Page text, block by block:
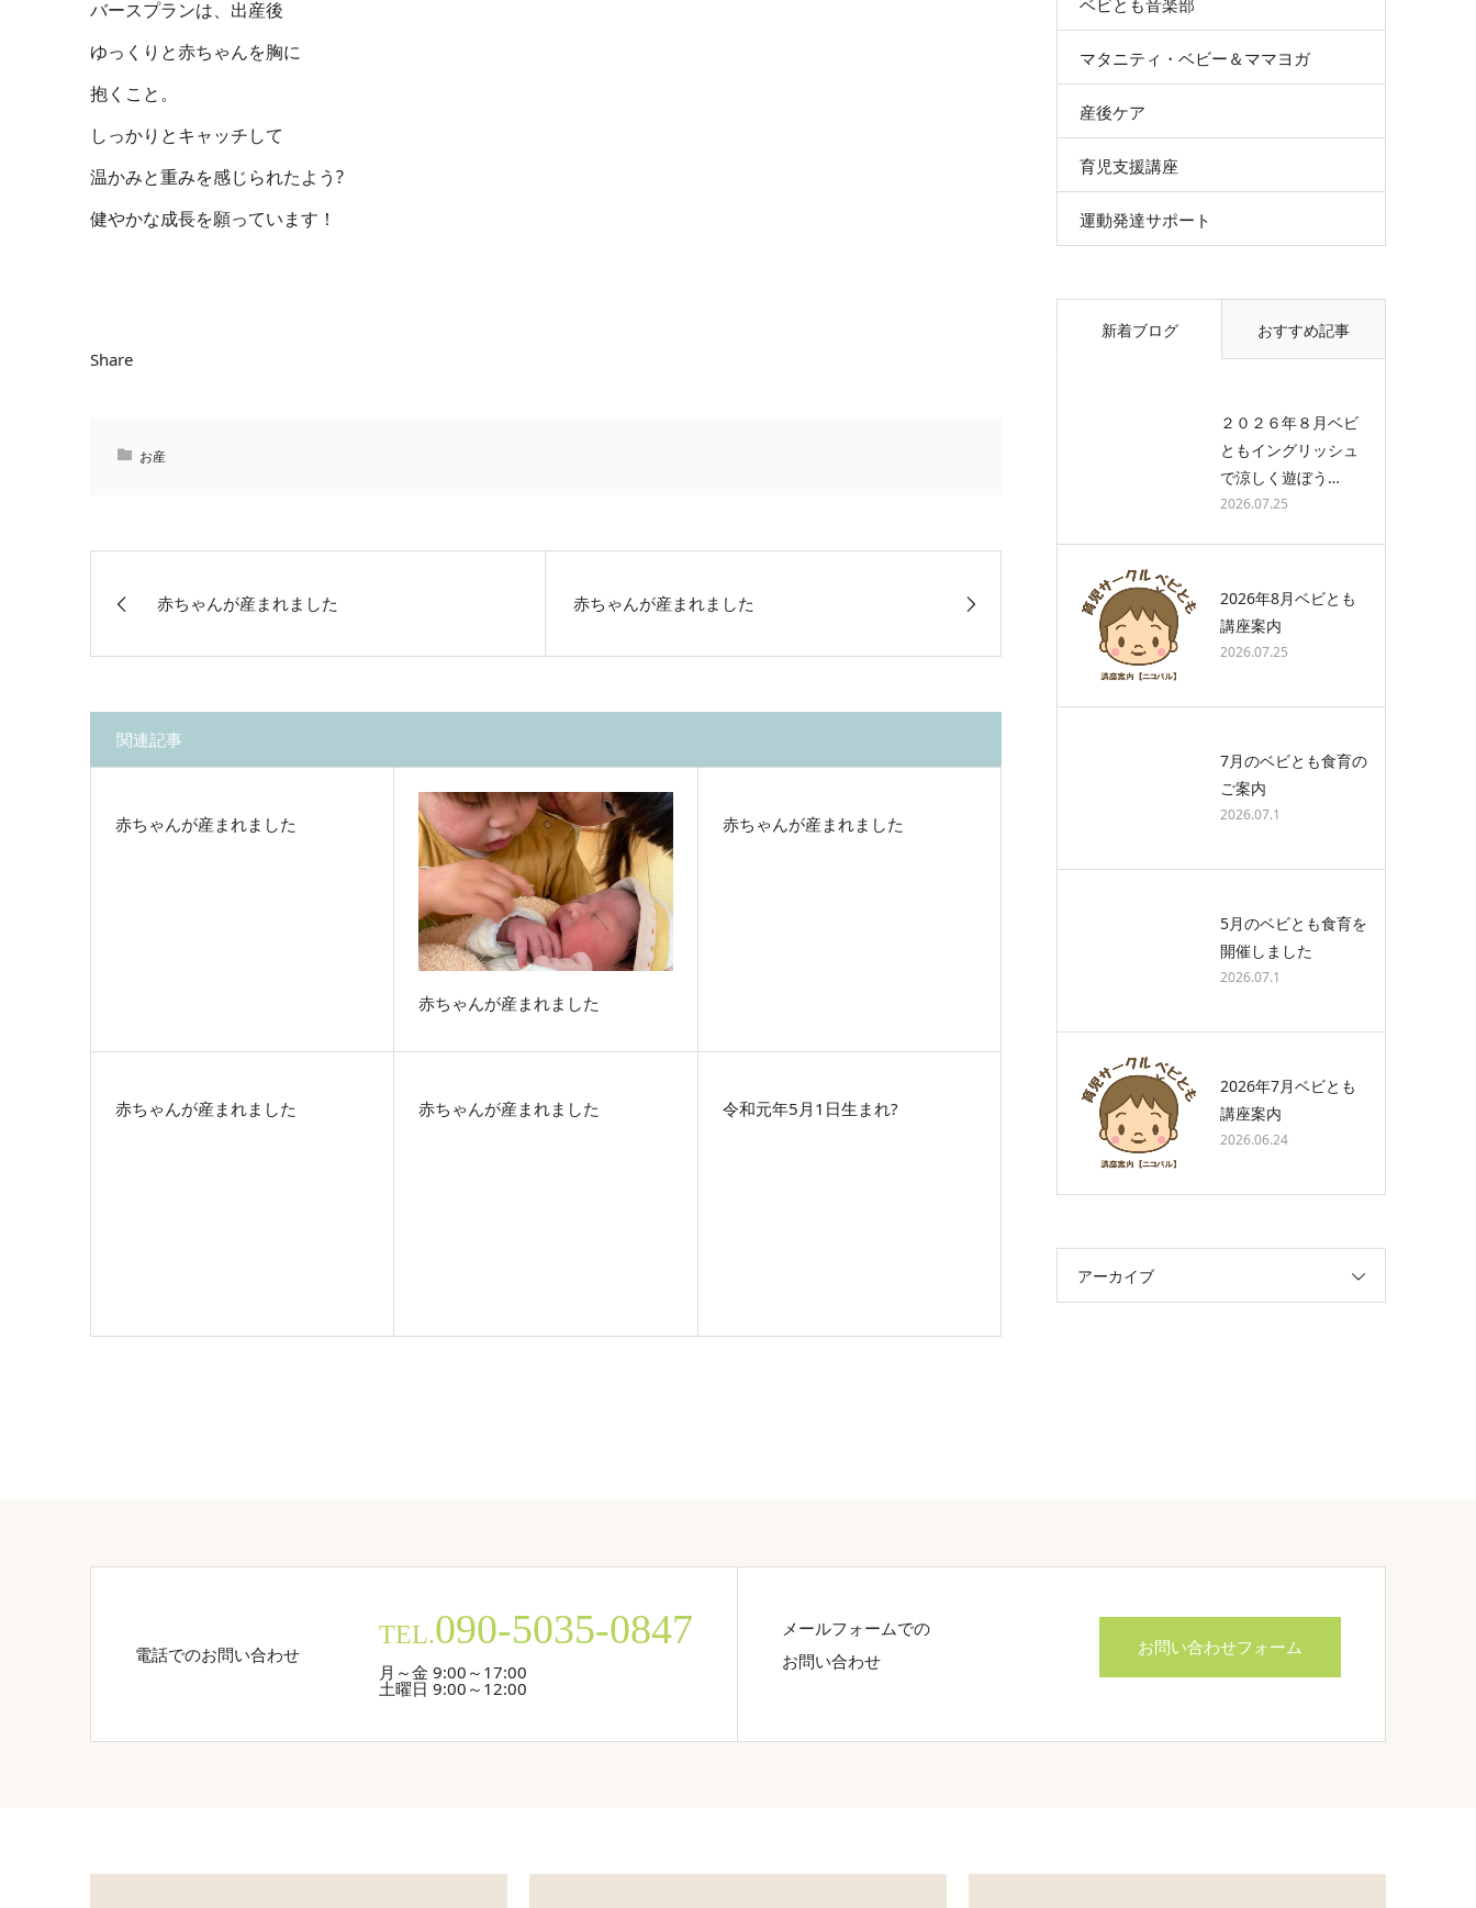
バースプランは、出産後
ゆっくりと赤ちゃんを胸に
抱くこと。
しっかりとキャッチして
温かみと重みを感じられたよう?
健やかな成長を願っています！
Share
お産
赤ちゃんが産まれました 赤ちゃんが産まれました
関連記事
赤ちゃんが産まれました
赤ちゃんが産まれました
赤ちゃんが産まれました
赤ちゃんが産まれました 赤ちゃんが産まれました 令和元年5月1日生まれ?
ベビとも音楽部
マタニティ・ベビー＆ママヨガ
産後ケア
育児支援講座
運動発達サポート
新着ブログ おすすめ記事
２０２６年８月ベビ
ともイングリッシュ
で涼しく遊ぼう…
2026.07.25
2026年8月ベビとも
講座案内
2026.07.25
7月のベビとも食育の
ご案内
2026.07.1
5月のベビとも食育を
開催しました
2026.07.1
2026年7月ベビとも
講座案内
2026.06.24
アーカイブ
電話でのお問い合わせ
TEL.090-5035-0847
月～金 9:00～17:00
土曜日 9:00～12:00
メールフォームでの
お問い合わせ
お問い合わせフォーム